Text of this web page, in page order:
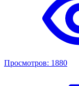
Просмотров: 1880